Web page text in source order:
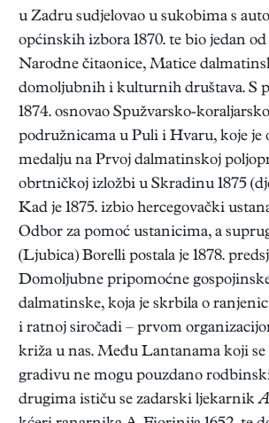
u Zadru sudjelovao u sukobima s
općinskih izbora 1870. te bio jedan
Narodne čitaonice, Matice
domoljubnih i kulturnih društava. S
1874. osnovao Spužvarsko-
podružnicama u Puli i Hvaru, koje je
medalju na Prvoj dalmatinskoj
obrtničkoj izložbi u Skradinu 1875
Kad je 1875. izbio hercegovački
Odbor za pomoć ustanicima, a
(Ljubica) Borelli postala je 1878.
Domoljubne pripomoćne
dalmatinske, koja je skrbila o
i ratnoj siročadi – prvom
križa u nas. Među Lantanama koji
gradivu ne mogu pouzdano
drugima ističu se zadarski ljekarnik